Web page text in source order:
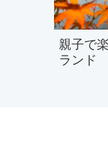
親子で
ランド